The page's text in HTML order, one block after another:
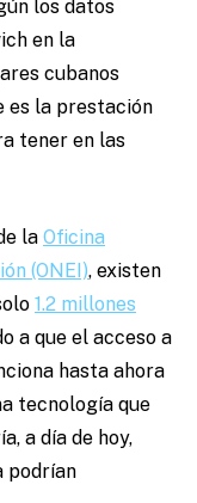
los datos
en la
cubanos
es la prestación
tener en las
la Oficina
(ONEI), existen
1.2 millones
a que el acceso a
hasta ahora
tecnología que
a día de hoy,
podrían